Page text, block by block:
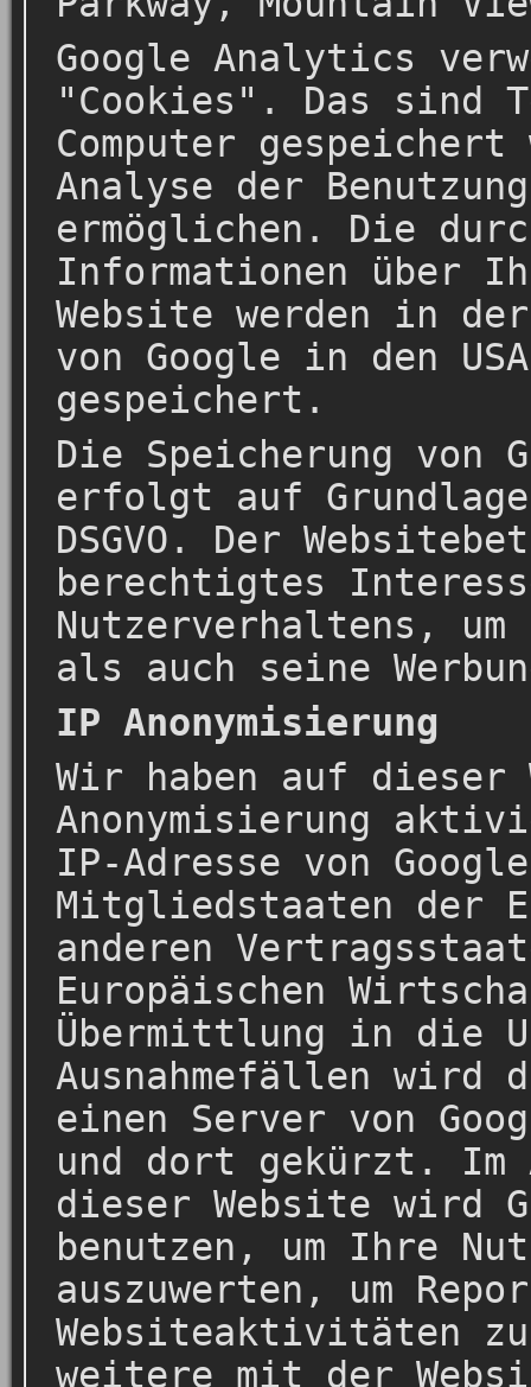
Google Analytics
"Cookies". Das sind
Computer
Analyse der
ermöglichen. Die
Informationen über
Website werden in
von Google in den
gespeichert.
Die Speicherung von
erfolgt auf
DSGVO. Der
berechtigtes
Nutzerverhaltens, um
als auch seine
IP Anonymisierung
Wir haben auf
Anonymisierung
IP-Adresse von
Mitgliedstaaten der
anderen
Europäischen
Übermittlung in die
Ausnahmefällen wird
einen Server von
und dort gekürzt. Im
dieser Website wird
benutzen, um Ihre
auszuwerten, um
Websiteaktivitäten
weitere mit der